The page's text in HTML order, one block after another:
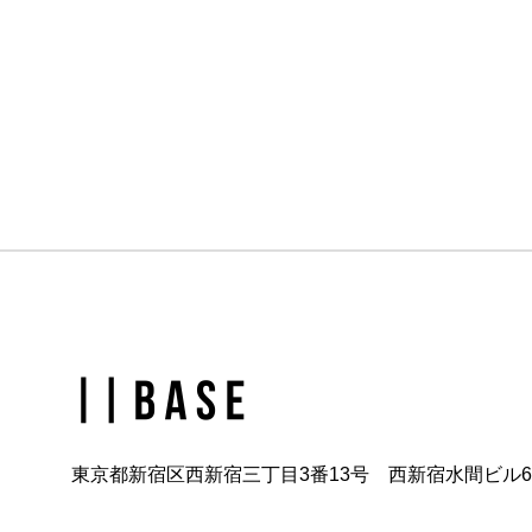
東京都新宿区西新宿三丁目3番13号 西新宿水間ビル